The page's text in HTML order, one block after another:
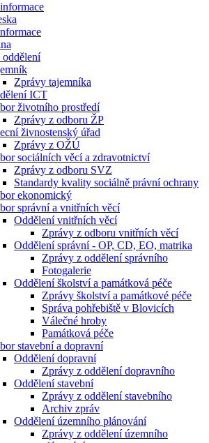
Zprávy tajemníka
ICT
životního prostředí
Zprávy z odboru ŽP
živnostenský úřad
Zprávy z OŽÚ
sociálních věcí a zdravotnictví
Zprávy z odboru SVZ
Standardy kvality sociálně právní ochrany
ekonomický
správní a vnitřních věcí
Oddělení vnitřních věcí
Zprávy z odboru vnitřních věcí
Oddělení správní - OP, CD, EO, matrika
Zprávy z oddělení správního
Fotogalerie
Oddělení školství a památková péče
Zprávy školství a památkové péče
Správa pohřebiště v Blovicích
Válečné hroby
Památková péče
stavební a dopravní
Oddělení dopravní
Zprávy z oddělení dopravního
Oddělení stavební
Zprávy z oddělení stavebního
Archiv zpráv
Oddělení územního plánování
Zprávy z oddělení územního